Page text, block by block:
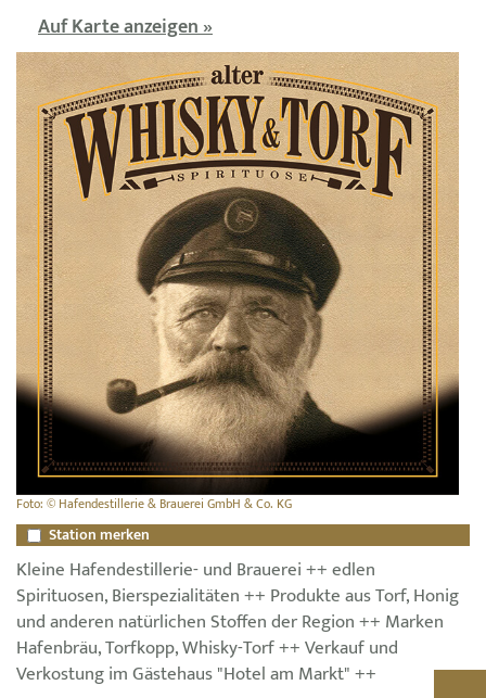
Auf Karte anzeigen »
Foto: © Hafendestillerie & Brauerei GmbH & Co. KG
Station merken
Kleine Hafendestillerie- und Brauerei ++ edlen
Spirituosen, Bierspezialitäten ++ Produkte aus Torf, Honig
und anderen natürlichen Stoffen der Region ++ Marken
Hafenbräu, Torfkopp, Whisky-Torf ++ Verkauf und
Verkostung im Gästehaus "Hotel am Markt" ++